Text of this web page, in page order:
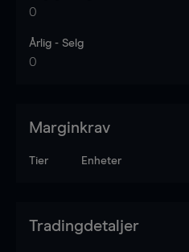
0
Årlig - Selg
0
Marginkrav
Tier Enheter
Tradingdetaljer